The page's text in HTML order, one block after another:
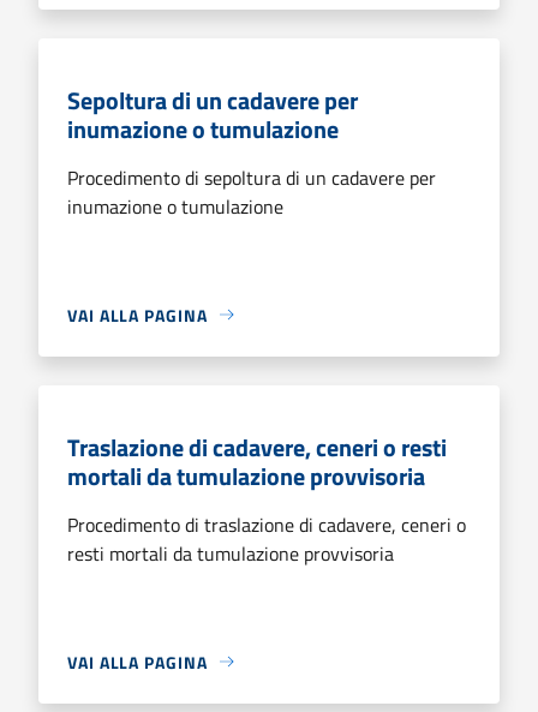
Sepoltura di un cadavere per
inumazione o tumulazione
Procedimento di sepoltura di un cadavere per
inumazione o tumulazione
VAI ALLA PAGINA
Traslazione di cadavere, ceneri o resti
mortali da tumulazione provvisoria
Procedimento di traslazione di cadavere, ceneri o
resti mortali da tumulazione provvisoria
VAI ALLA PAGINA